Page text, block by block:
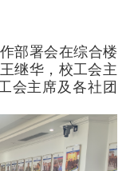
部署会在综合楼
继华，校工会主
会主席及各社团